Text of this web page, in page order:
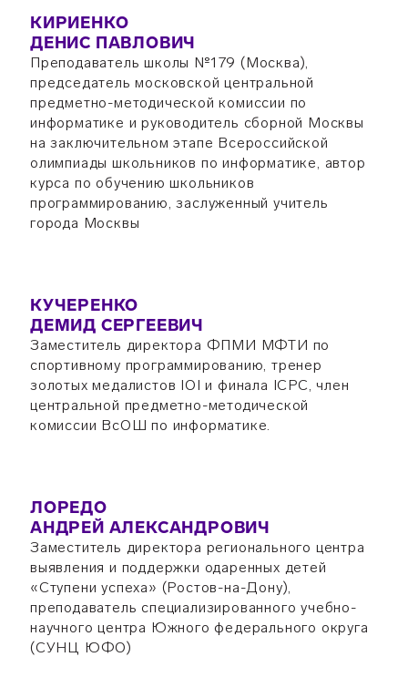
КИРИЕНКО
ДЕНИС ПАВЛОВИЧ
Преподаватель школы №179 (Москва),
председатель московской центральной
предметно-методической комиссии по
информатике и руководитель сборной Москвы
на заключительном этапе Всероссийской
олимпиады школьников по информатике, автор
курса по обучению школьников
программированию, заслуженный учитель
города Москвы
КУЧЕРЕНКО
ДЕМИД СЕРГЕЕВИЧ
Заместитель директора ФПМИ МФТИ по
спортивному программированию, тренер
золотых медалистов IOI и финала ICPC, член
центральной предметно-методической
комиссии ВсОШ по информатике.
ЛОРЕДО
АНДРЕЙ АЛЕКСАНДРОВИЧ
Заместитель директора регионального центра
выявления и поддержки одаренных детей
«Ступени успеха» (Ростов-на-Дону),
преподаватель специализированного учебно-
научного центра Южного федерального округа
(СУНЦ ЮФО)